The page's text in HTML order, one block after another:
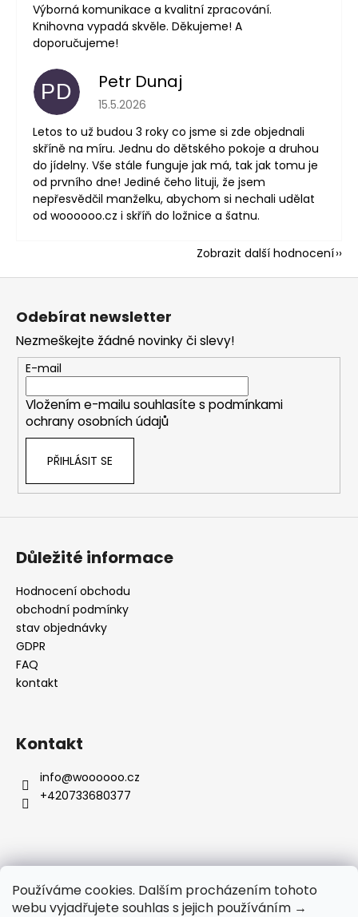
Používáme cookies. Dalším procházením tohoto
webu vyjadřujete souhlas s jejich používáním →
Výborná komunikace a kvalitní zpracování.
Knihovna vypadá skvěle. Děkujeme! A
doporučujeme!
PD Petr Dunaj
Hodnocení obchodu je 5 z 5 hvězdiček.
15.5.2026
Letos to už budou 3 roky co jsme si zde objednali
skříně na míru. Jednu do dětského pokoje a druhou
do jídelny. Vše stále funguje jak má, tak jak tomu je
od prvního dne! Jediné čeho lituji, že jsem
nepřesvědčil manželku, abychom si nechali udělat
od woooooo.cz i skříň do ložnice a šatnu.
Zobrazit další hodnocení
Z
Odebírat newsletter
Nezmeškejte žádné novinky či slevy!
E-mail
Vložením e-mailu souhlasíte s podmínkami
ochrany osobních údajů
PŘIHLÁSIT SE
Důležité informace
Hodnocení obchodu
obchodní podmínky
stav objednávky
GDPR
FAQ
kontakt
Kontakt
info@woooooo.cz
+420733680377
Přijímáme online platby